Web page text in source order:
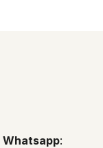
Whatsapp: